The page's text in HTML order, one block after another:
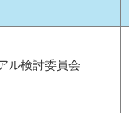
ル検討委員会